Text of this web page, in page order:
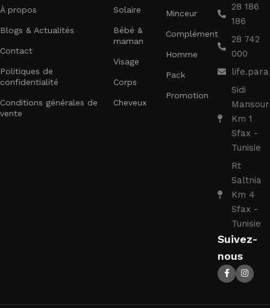
À propos
Blogs & Actualités
Contact
Politiques de
confidentialité
Conditions générales de
vente
Solaire
Bébé &
maman
Visage
Corps
Cheveux
Minceur
Complément
Homme
Pack
Promotion
28 186
186
28 742
000
Sidi
Mansour
Km 1
Sfax -
Tunisie
Rt
Saltnia
Km 4
Sfax -
Tunisie
Suivez-
nous